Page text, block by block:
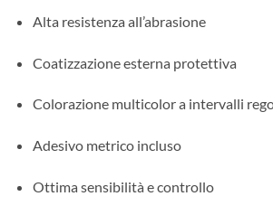
Alta resistenza all’abrasione
Coatizzazione esterna protettiva
Colorazione multicolor a intervalli
Adesivo metrico incluso
Ottima sensibilità e controllo